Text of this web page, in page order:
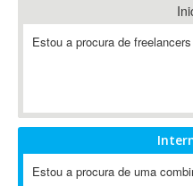
A-GPS
ABAP
Abaqus
ABBYY FineReader
Estou a procura de
Estou a procura de uma